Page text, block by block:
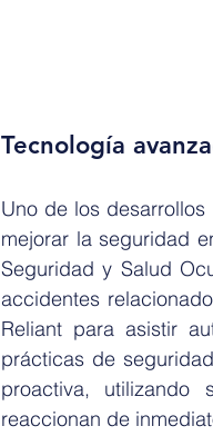
Tecnología
Uno de los
mejorar la seguridad
Seguridad y Salud
accidentes
Reliant para asistir
prácticas de
proactiva,
reaccionan de